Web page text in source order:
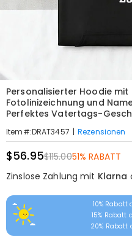
Personalisierter Hoodie
Fotolinizeichnung und
Perfektes Vatertags-
Item#:DRAT3457 | Rezensionen
$56.95$115.0051% RABATT
Zinslose Zahlung mit Klarna
10% Rabatt
15% Rabatt
20% Rabatt